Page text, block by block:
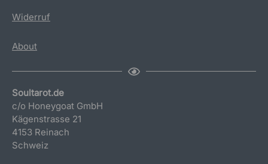
Widerruf
About
Soultarot.de
c/o Honeygoat GmbH
Kägenstrasse 21
4153 Reinach
Schweiz